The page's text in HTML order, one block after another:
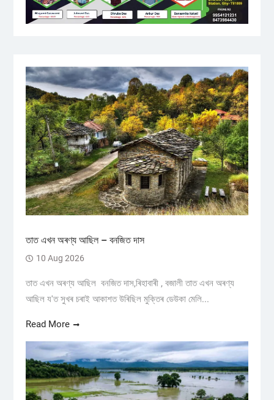
তাত এখন অৰণ্য আছিল – বনজিত দাস
10 Aug 2026
তাত এখন অৰণ্য আছিল বনজিত দাস,ৰিহাবাৰী , বজালী তাত এখন অৰণ্য
আছিল য'ত সুখৰ চৰাই আকাশত উৰিছিল মুক্তিৰ ডেউকা মেলি...
Read More